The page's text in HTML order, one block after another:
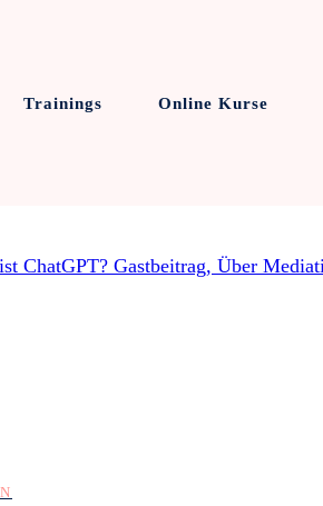
Trainings Online Kurse